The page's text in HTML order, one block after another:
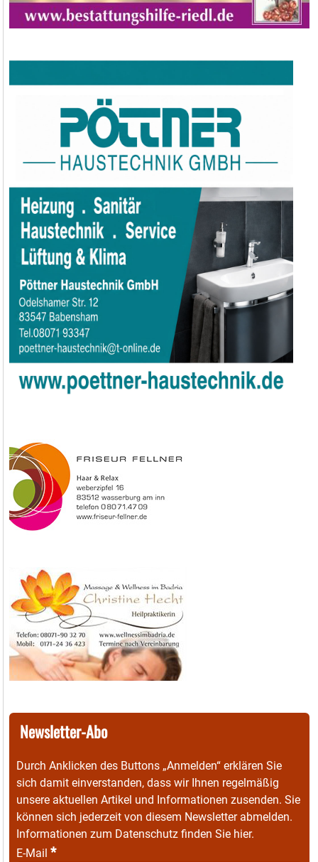
Newsletter-Abo
Durch Anklicken des Buttons „Anmelden“ erklären Sie
sich damit einverstanden, dass wir Ihnen regelmäßig
unsere aktuellen Artikel und Informationen zusenden. Sie
können sich jederzeit von diesem Newsletter abmelden.
Informationen zum Datenschutz finden Sie hier.
E-Mail *